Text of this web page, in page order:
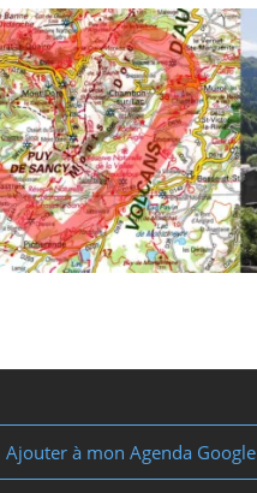
Ajouter à mon Agenda Google